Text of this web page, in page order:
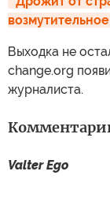
Выходка не
change.org
журналиста.
Valter Ego